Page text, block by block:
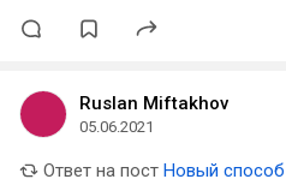
Ruslan Miftakhov
05.06.2021
Ответ на пост Новый